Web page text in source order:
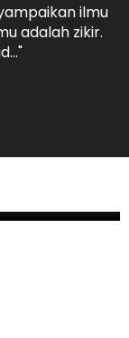
ilmu
adalah zikir.
S.Pd